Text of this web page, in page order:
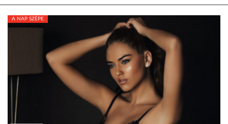
HÍR3D
AFRIKA TUDÁSTÁR
A NAP SZÉPE